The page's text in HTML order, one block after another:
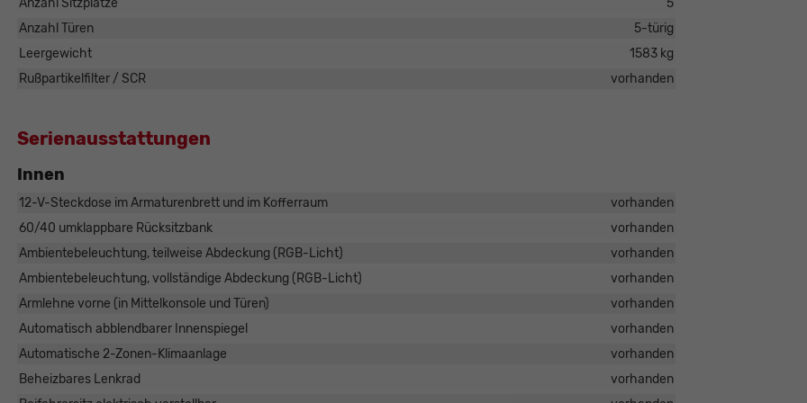
Anzahl Sitzplätze
5
Anzahl Türen
5-türig
Leergewicht
1583 kg
Rußpartikelfilter / SCR
vorhanden
Serienausstattungen
Innen
12-V-Steckdose im Armaturenbrett und im Kofferraum
vorhanden
60/40 umklappbare Rücksitzbank
vorhanden
Ambientebeleuchtung, teilweise Abdeckung (RGB-Licht)
vorhanden
Ambientebeleuchtung, vollständige Abdeckung (RGB-Licht)
vorhanden
Armlehne vorne (in Mittelkonsole und Türen)
vorhanden
Automatisch abblendbarer Innenspiegel
vorhanden
Automatische 2-Zonen-Klimaanlage
vorhanden
Beheizbares Lenkrad
vorhanden
E-Mail